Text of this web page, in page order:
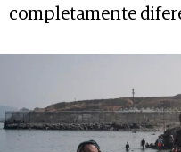
completamente